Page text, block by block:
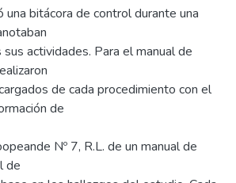
una bitácora de control durante una
actividades. Para el manual de
de cada procedimiento con el
de
Nº 7, R.L. de un manual de
de